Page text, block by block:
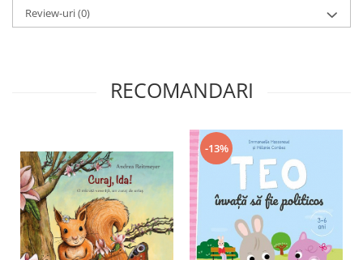
Review-uri(0)
RECOMANDARI
-13%